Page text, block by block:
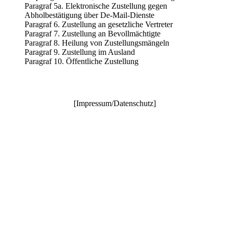
Paragraf 5a. Elektronische Zustellung gegen
Abholbestätigung über De-Mail-Dienste
Paragraf 6. Zustellung an gesetzliche Vertreter
Paragraf 7. Zustellung an Bevollmächtigte
Paragraf 8. Heilung von Zustellungsmängeln
Paragraf 9. Zustellung im Ausland
Paragraf 10. Öffentliche Zustellung
[Impressum/Datenschutz]